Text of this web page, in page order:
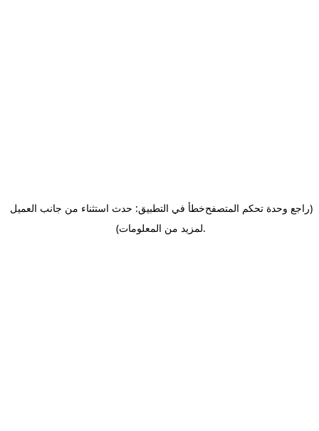
خطأ في التطبيق: حدث استثناء من جانب العميل(راجع وحدة تحكم المتصفح
لمزيد من المعلومات).